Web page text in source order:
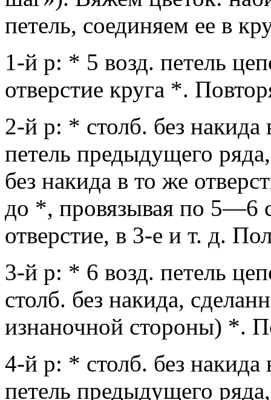
петель, соединяем ее в
1-й р: * 5 возд. петель
отверстие круга *.
2-й р: * столб. без накида
петель предыду­щего
без накида в то же
до *, провязывая по 5—6
отверстие, в 3-е и т. д.
3-й р: * 6 возд. петель
столб. без на­кида,
изнаночной стороны) *.
4-й р: * столб. без накида
петель предыду­щего